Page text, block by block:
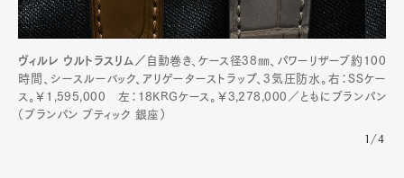
ヴィルレ ウルトラスリム／ 自動巻き、ケース径38㎜、パワーリザーブ約100
時間、シースルーバック、アリゲーターストラップ、3気圧防水。右：SSケー
ス。￥1,595,000 左：18KRGケース。￥3,278,000／ともにブランパン
（ブランパン ブティック 銀座）
1/4